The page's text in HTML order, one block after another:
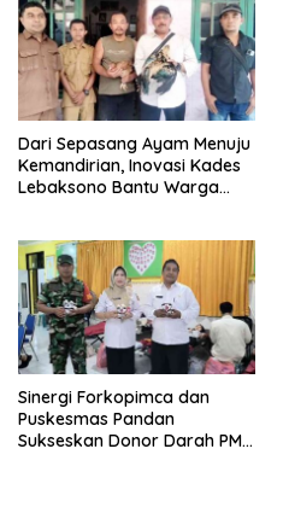
Dari Sepasang Ayam Menuju
Kemandirian, Inovasi Kades
Lebaksono Bantu Warga
Sinergi Forkopimca dan
Puskesmas Pandan
Sukseskan Donor Darah PMI